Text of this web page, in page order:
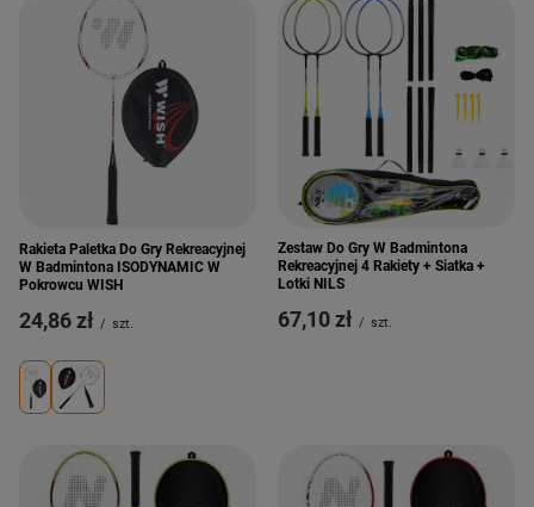
Rakieta Paletka Do Gry Rekreacyjnej
W Badmintona ISODYNAMIC W
Pokrowcu WISH
24,86 zł / szt.
Zestaw Do Gry W Badmintona
Rekreacyjnej 4 Rakiety + Siatka +
Lotki NILS
67,10 zł / szt.